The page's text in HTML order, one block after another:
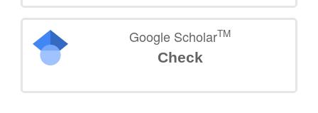
Google ScholarTM
Check